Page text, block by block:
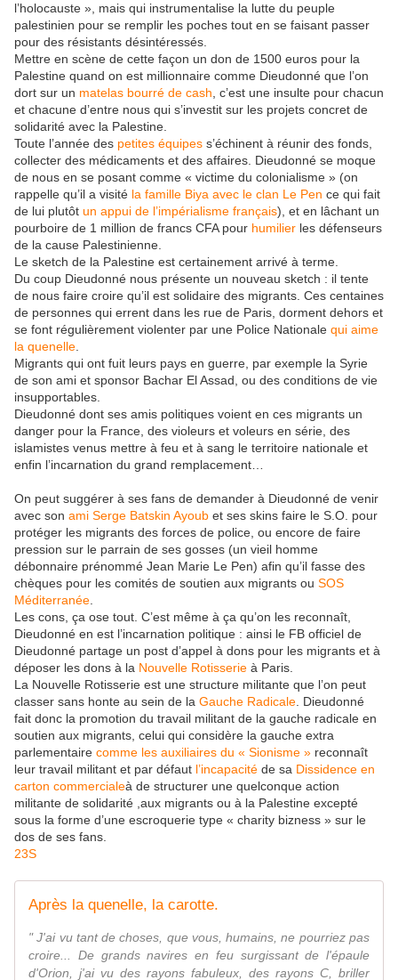
l’holocauste », mais qui instrumentalise la lutte du peuple
palestinien pour se remplir les poches tout en se faisant passer
pour des résistants désintéressés.
Mettre en scène de cette façon un don de 1500 euros pour la
Palestine quand on est millionnaire comme Dieudonné que l’on
dort sur un matelas bourré de cash , c’est une insulte pour chacun
et chacune d’entre nous qui s’investit sur les projets concret de
solidarité avec la Palestine.
Toute l’année des petites équipes s’échinent à réunir des fonds,
collecter des médicaments et des affaires. Dieudonné se moque
de nous en se posant comme « victime du colonialisme » (on
rappelle qu’il a visité la famille Biya avec le clan Le Pen ce qui fait
de lui plutôt un appui de l’impérialisme français), et en lâchant un
pourboire de 1 million de francs CFA pour humilier les défenseurs
de la cause Palestinienne.
Le sketch de la Palestine est certainement arrivé à terme.
Du coup Dieudonné nous présente un nouveau sketch : il tente
de nous faire croire qu’il est solidaire des migrants. Ces centaines
de personnes qui errent dans les rue de Paris, dorment dehors et
se font régulièrement violenter par une Police Nationale qui aime
la quenelle
Migrants qui ont fuit leurs pays en guerre, par exemple la Syrie
de son ami et sponsor Bachar El Assad, ou des conditions de vie
insupportables.
Dieudonné dont ses amis politiques voient en ces migrants un
danger pour la France, des violeurs et voleurs en série, des
islamistes venus mettre à feu et à sang le territoire nationale et
enfin l’incarnation du grand remplacement…
On peut suggérer à ses fans de demander à Dieudonné de venir
avec son ami Serge Batskin Ayoub et ses skins faire le S.O. pour
protéger les migrants des forces de police, ou encore de faire
pression sur le parrain de ses gosses (un vieil homme
débonnaire prénommé Jean Marie Le Pen) afin qu’il fasse des
chèques pour les comités de soutien aux migrants ou SOS
Méditerranée
Les cons, ça ose tout. C’est même à ça qu’on les reconnaît,
Dieudonné en est l’incarnation politique : ainsi le FB officiel de
Dieudonné partage un post d’appel à dons pour les migrants et à
déposer les dons à la Nouvelle Rotisserie à Paris.
La Nouvelle Rotisserie est une structure militante que l’on peut
classer sans honte au sein de la Gauche Radicale . Dieudonné
fait donc la promotion du travail militant de la gauche radicale en
soutien aux migrants, celui qui considère la gauche extra
parlementaire comme les auxiliaires du « Sionisme » reconnaît
leur travail militant et par défaut l’incapacité de sa Dissidence en
carton commercialeà de structurer une quelconque action
militante de solidarité ,aux migrants ou à la Palestine excepté
sous la forme d’une escroquerie type « charity bizness » sur le
dos de ses fans.
23S
Après la quenelle, la carotte.
" J'ai vu tant de choses, que vous, humains, ne pourriez pas
croire... De grands navires en feu surgissant de l'épaule
d'Orion, j'ai vu des rayons fabuleux, des rayons C, briller